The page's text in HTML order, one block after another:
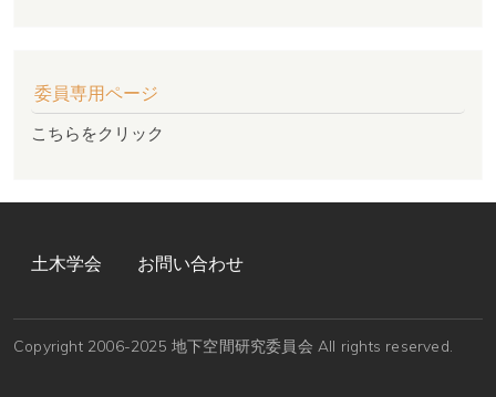
委員専用ページ
こちらをクリック
土木学会 お問い合わせ
Copyright 2006-2025 地下空間研究委員会 All rights reserved.